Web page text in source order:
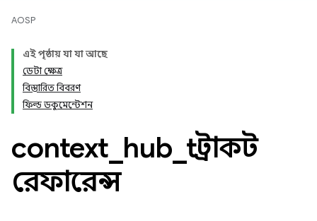
AOSP
এই পৃষ্ঠায় যা যা আছে
ডেটা ক্ষেত্র
বিস্তারিত বিবরণ
ফিল্ড ডকুমেন্টেশন
context hub t স্ট্রাকট
রেফারেন্স